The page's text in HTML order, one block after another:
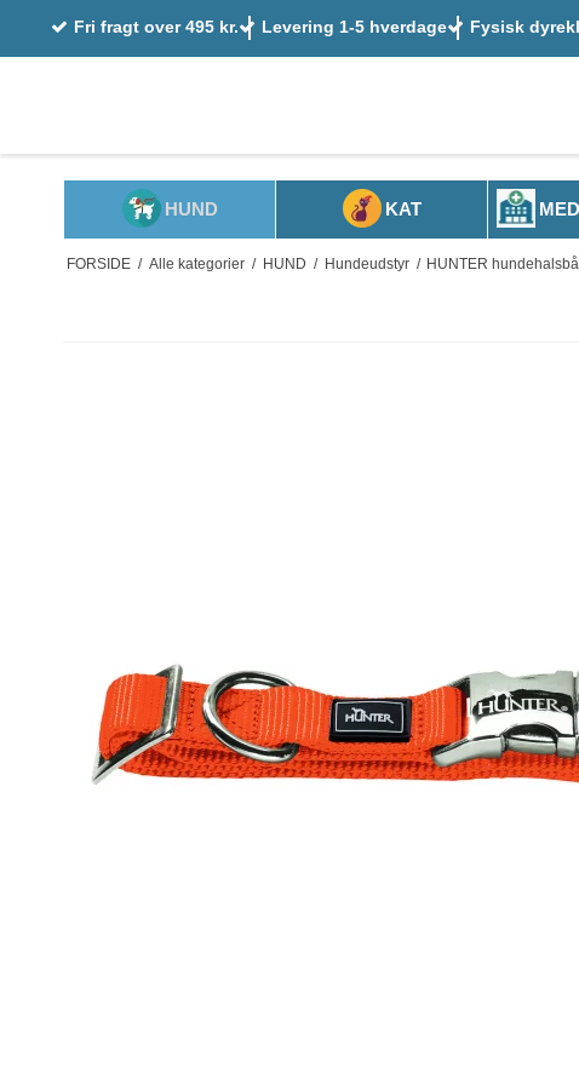
Fri fragt over 495 kr. Levering 1-5 hverdage Fysisk
HUND KAT
FORSIDE / Alle kategorier / HUND / Hundeudstyr / HUNTER